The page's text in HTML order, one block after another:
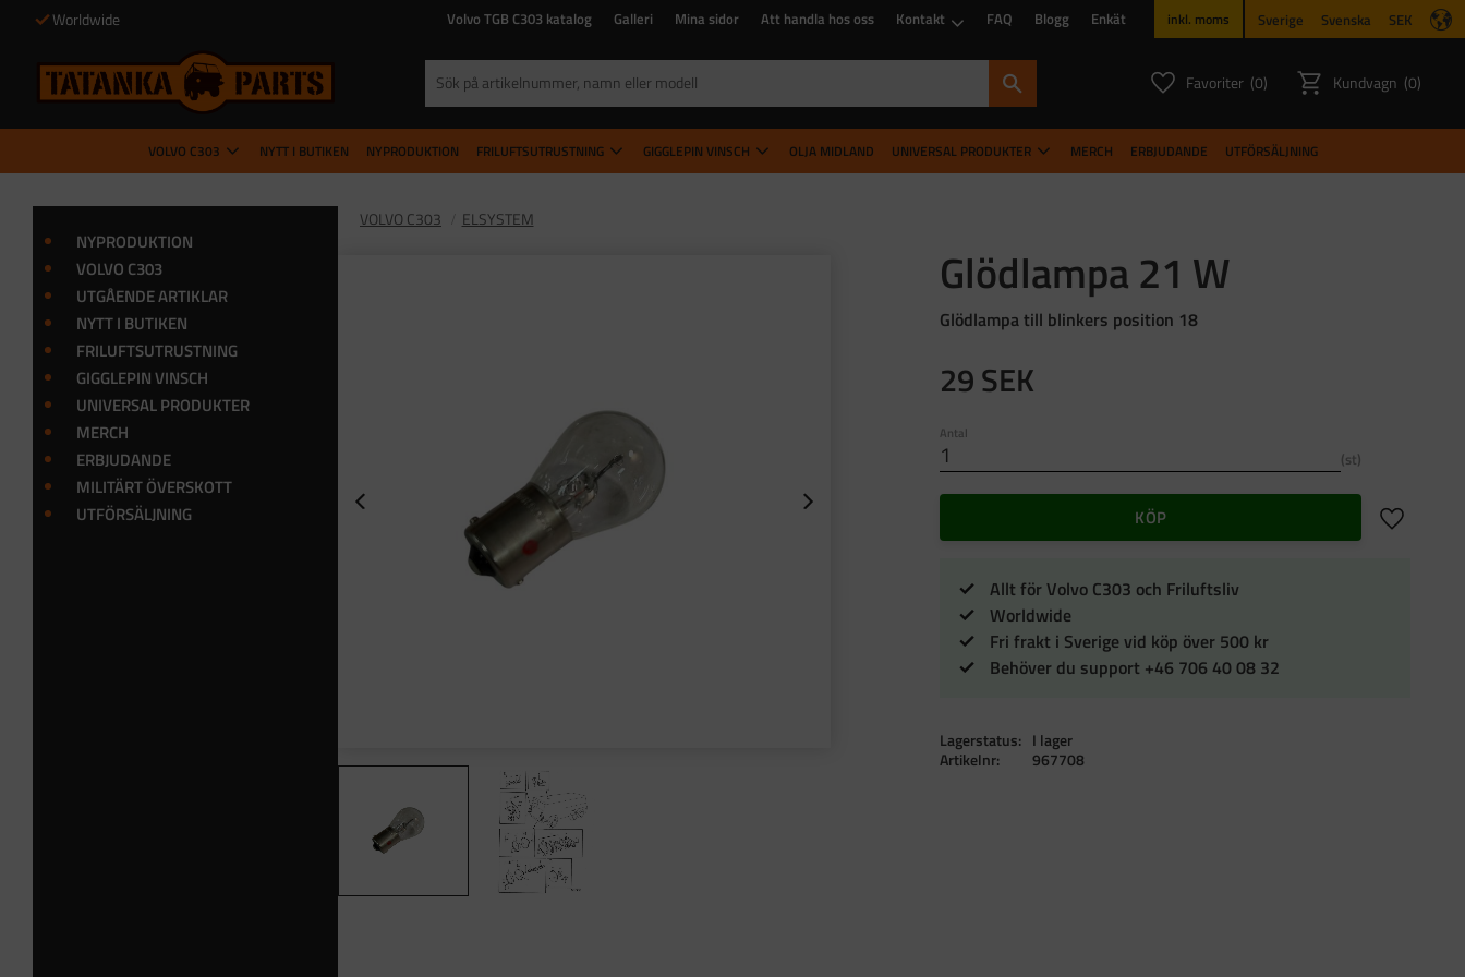
Worldwide Volvo TGB C303 katalog Galleri Mina sidor Att handla hos oss Kontakt FAQ Blogg Enkät inkl. moms Sverige Svenska SEK
FavoriterANTAL FAVORITER:
0 Kundvagn ANTAL
0
VOLVO C303 NYTT I BUTIKEN NYPRODUKTION FRILUFTSUTRUSTNING GIGGLEPIN VINSCH OLJA MIDLAND UNIVERSAL PRODUKTER MERCH ERBJUDANDE UTFÖRSÄLJNING
VOLVO C303 ELSYSTEM
Glödlampa 21 W
Glödlampa till blinkers position 18
29SEK
Antal
st
KÖP Lägg till i
Allt för Volvo C303 och Friluftsliv
Worldwide
Fri frakt i Sverige vid köp över 500 kr
Behöver du support +46 706 40 08 32
Lagerstatus
I lager
Artikelnr
967708
NYPRODUKTION
VOLVO C303
UTGÅENDE ARTIKLAR
NYTT I BUTIKEN
FRILUFTSUTRUSTNING
GIGGLEPIN VINSCH
UNIVERSAL PRODUKTER
MERCH
ERBJUDANDE
MILITÄRT ÖVERSKOTT
UTFÖRSÄLJNING